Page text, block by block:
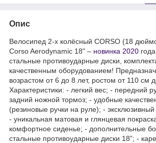
Опис
Велосипед 2-х колёсный CORSO (18
Corso Aerodynamic 18" – новинка 2020
стальные противоударные диски,
качественным оборудованием!
возрастом от 6 до 8 лет, ростом от 110 см
Характеристики: - легкий вес; - передний
задний ножной тормоз; - удобные
(резиновые ручки на руле); - эксклюзивный
- уникальная матовая и глянцевая
комфортное сиденье; - дополнительные
стальные противоударные диски 18”; -